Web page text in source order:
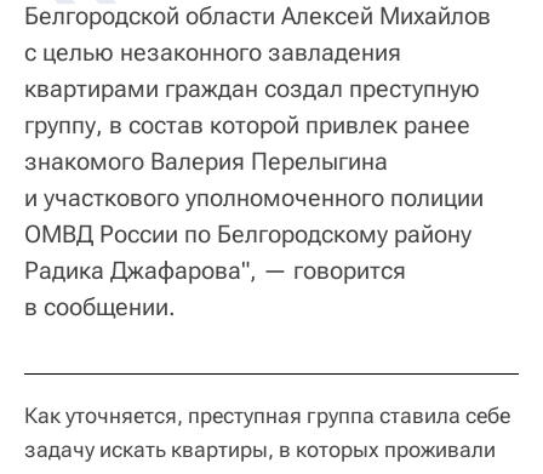
Белгородской области Алексей Михайлов
с целью незаконного завладения
квартирами граждан создал преступную
группу, в состав которой привлек ранее
знакомого Валерия Перелыгина
и участкового уполномоченного полиции
ОМВД России по Белгородскому району
Радика Джафарова", — говорится
в сообщении.
Как уточняется, преступная группа ставила себе
задачу искать квартиры, в которых проживали